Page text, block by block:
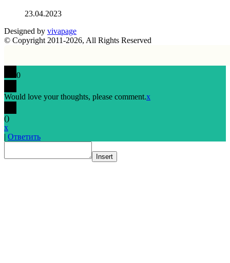
23.04.2023
Designed by vivapage
© Copyright 2011-2026, All Rights Reserved
0
Would love your thoughts, please comment.x
()
x
| Ответить
Insert